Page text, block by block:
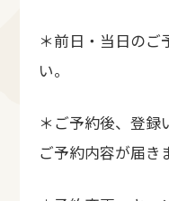
＊前日・当日のご
い。
＊ご予約後、登録
ご予約内容が届き